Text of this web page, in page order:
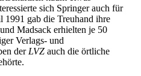
sich Springer auch für
1991 gab die Treuhand ihre
Madsack erhielten je 50
Verlags- und
der LVZ auch die örtliche